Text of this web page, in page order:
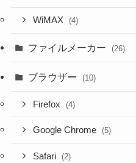
WiMAX (4)
ファイルメーカー (26)
ブラウザー (10)
Firefox (4)
Google Chrome (5)
Safari (2)